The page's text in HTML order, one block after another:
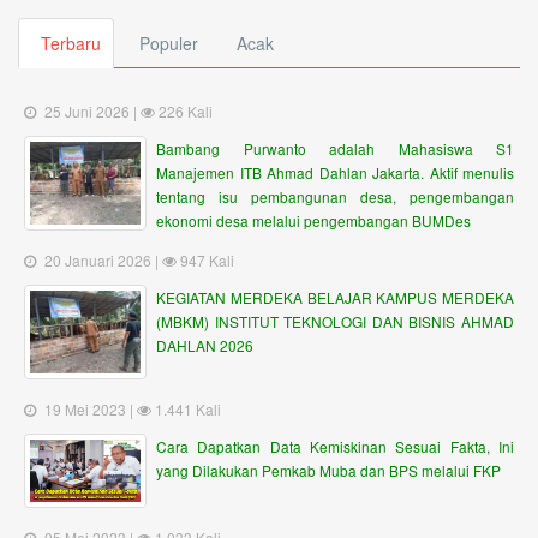
Terbaru Populer Acak
25 Juni 2026 |
226 Kali
Bambang Purwanto adalah Mahasiswa S1
Manajemen ITB Ahmad Dahlan Jakarta. Aktif menulis
tentang isu pembangunan desa, pengembangan
ekonomi desa melalui pengembangan BUMDes
20 Januari 2026 |
947 Kali
KEGIATAN MERDEKA BELAJAR KAMPUS MERDEKA
(MBKM) INSTITUT TEKNOLOGI DAN BISNIS AHMAD
DAHLAN 2026
19 Mei 2023 |
1.441 Kali
Cara Dapatkan Data Kemiskinan Sesuai Fakta, Ini
yang Dilakukan Pemkab Muba dan BPS melalui FKP